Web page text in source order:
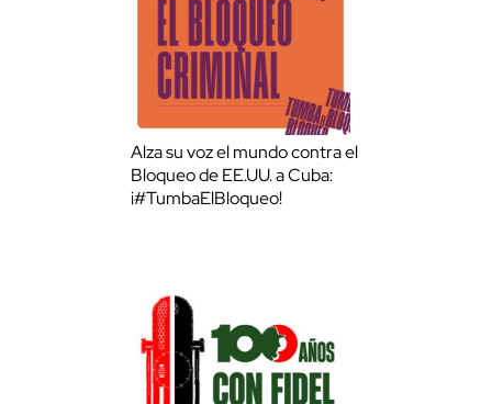
Alza su voz el mundo contra el
Bloqueo de EE.UU. a Cuba:
¡#TumbaElBloqueo!